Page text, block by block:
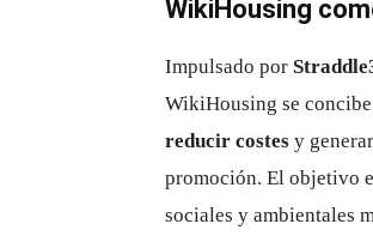
WikiHousing
Impulsado por
WikiHousing se
reducir costes y generar
promoción. El objetivo
sociales y ambientales